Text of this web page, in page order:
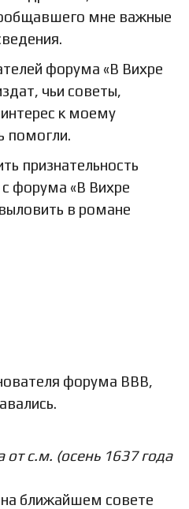
мне важные
форума «В Вихре
чьи советы,
к моему
помогли.
признательность
форума «В Вихре
в романе
форума ВВВ,
от с.м. (осень 1637 года
ближайшем совете